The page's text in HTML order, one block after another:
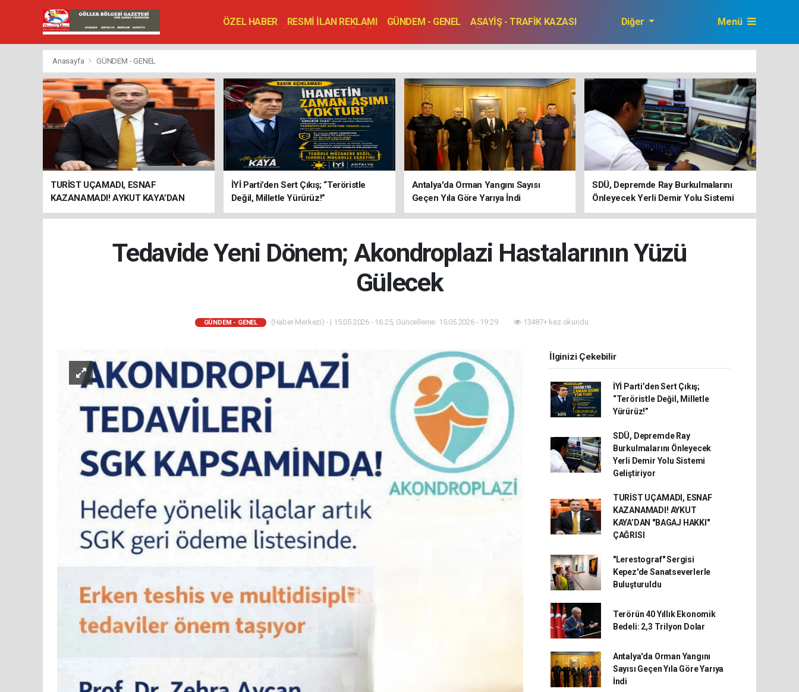
ÖZEL HABER RESMİ İLAN REKLAMI GÜNDEM - GENEL
ASAYİŞ - TRAFİK KAZASI
VEFAT EDENLER
TOPLANTI - DÜĞÜN
Diğer Menü
Anasayfa GÜNDEM - GENEL
TURİST UÇAMADI, ESNAF
KAZANAMADI! AYKUT KAYA’DAN
"BAGAJ HAKKI" ÇAĞRISI
İYİ Parti’den Sert Çıkış; “Teröristle
Değil, Milletle Yürürüz!”
Antalya'da Orman Yangını Sayısı
Geçen Yıla Göre Yarıya İndi
SDÜ, Depremde Ray Burkulmalarını
Önleyecek Yerli Demir Yolu Sistemi
Geliştiriyor
Tedavide Yeni Dönem; Akondroplazi Hastalarının Yüzü
Gülecek
GÜNDEM - GENEL (Haber Merkezi) - | 15.05.2026 - 16:25, Güncelleme: 15.05.2026 - 19:29 13487+ kez okundu.
İlginizi Çekebilir
İYİ Parti’den Sert Çıkış;
“Teröristle Değil, Milletle
Yürürüz!”
SDÜ, Depremde Ray
Burkulmalarını Önleyecek
Yerli Demir Yolu Sistemi
Geliştiriyor
TURİST UÇAMADI, ESNAF
KAZANAMADI! AYKUT
KAYA’DAN "BAGAJ HAKKI"
ÇAĞRISI
"Lerestograf" Sergisi
Kepez'de Sanatseverlerle
Buluşturuldu
Terörün 40 Yıllık Ekonomik
Bedeli: 2,3 Trilyon Dolar
Antalya'da Orman Yangını
Sayısı Geçen Yıla Göre Yarıya
İndi